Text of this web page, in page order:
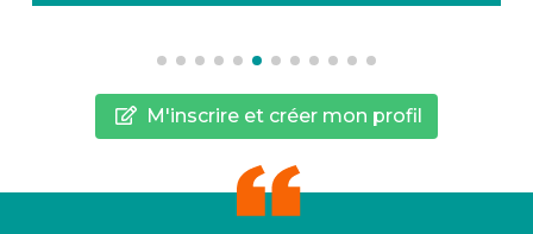
M'inscrire et créer mon profil